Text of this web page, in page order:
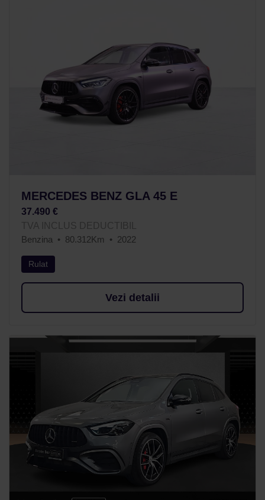
MERCEDES BENZ GLA 45 E
37.490 €
TVA INCLUS DEDUCTIBIL
Benzina
80.312Km 2022
Rulat
Vezi detalii